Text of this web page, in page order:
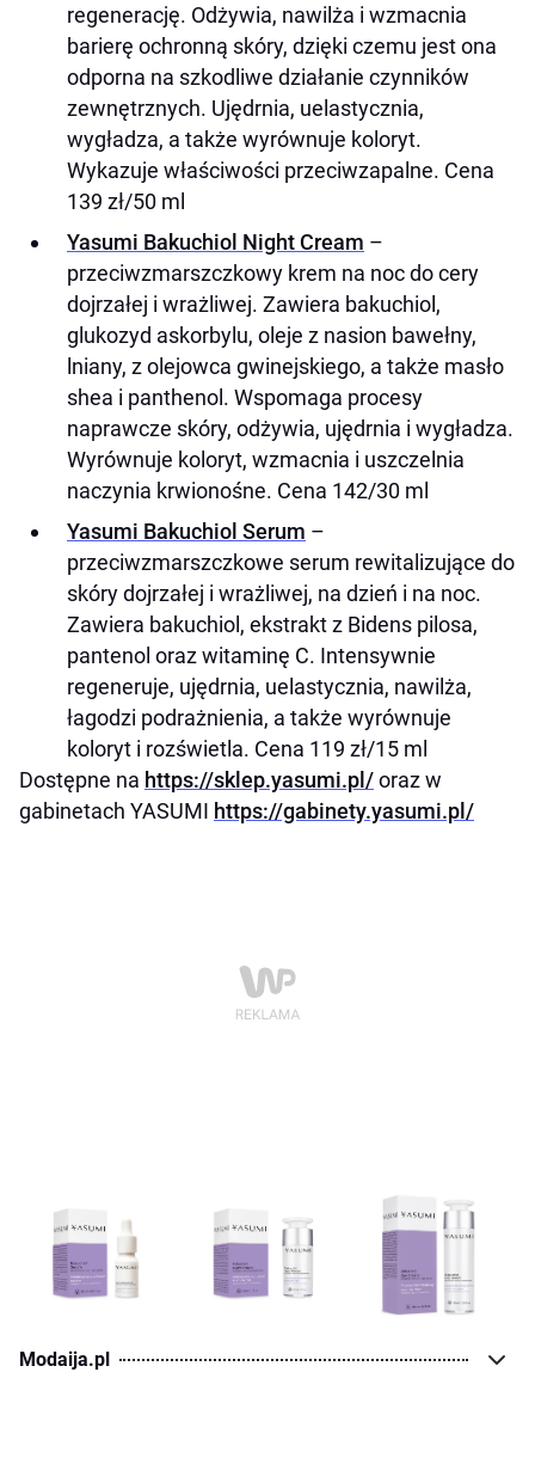
regenerację. Odżywia, nawilża i wzmacnia
barierę ochronną skóry, dzięki czemu jest ona
odporna na szkodliwe działanie czynników
zewnętrznych. Ujędrnia, uelastycznia,
wygładza, a także wyrównuje koloryt.
Wykazuje właściwości przeciwzapalne. Cena
139 zł/50 ml
Yasumi Bakuchiol Night Cream –
przeciwzmarszczkowy krem na noc do cery
dojrzałej i wrażliwej. Zawiera bakuchiol,
glukozyd askorbylu, oleje z nasion bawełny,
lniany, z olejowca gwinejskiego, a także masło
shea i panthenol. Wspomaga procesy
naprawcze skóry, odżywia, ujędrnia i wygładza.
Wyrównuje koloryt, wzmacnia i uszczelnia
naczynia krwionośne. Cena 142/30 ml
Yasumi Bakuchiol Serum –
przeciwzmarszczkowe serum rewitalizujące do
skóry dojrzałej i wrażliwej, na dzień i na noc.
Zawiera bakuchiol, ekstrakt z Bidens pilosa,
pantenol oraz witaminę C. Intensywnie
regeneruje, ujędrnia, uelastycznia, nawilża,
łagodzi podrażnienia, a także wyrównuje
koloryt i rozświetla. Cena 119 zł/15 ml
Dostępne na https://sklep.yasumi.pl/oraz w
gabinetach YASUMI https://gabinety.yasumi.pl/
Modaija.pl